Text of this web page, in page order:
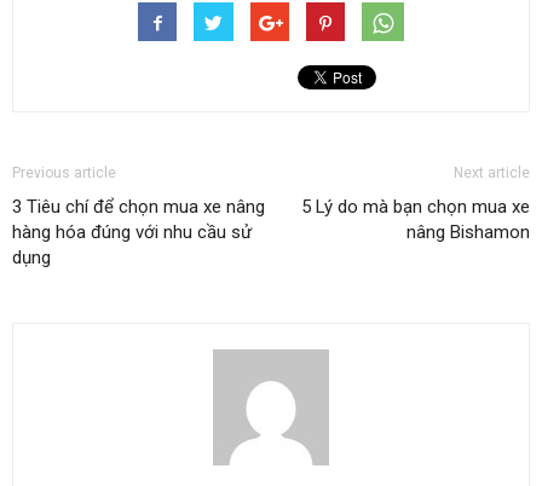
Previous article
3 Tiêu chí để chọn mua xe nâng
hàng hóa đúng với nhu cầu sử
dụng
Next article
5 Lý do mà bạn chọn mua xe
nâng Bishamon